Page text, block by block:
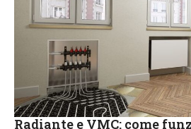
Radiante e VMC: come